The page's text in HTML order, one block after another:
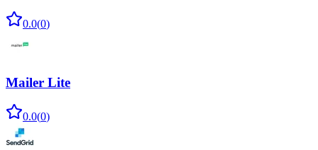
0.0(0)
Mailer Lite
0.0(0)